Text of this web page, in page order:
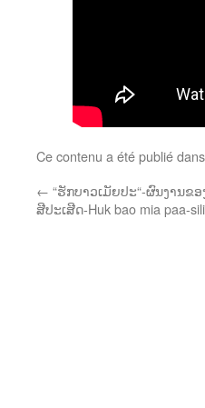
Ce contenu a été publié dans
← “ຮັກບາວເມັຍປະ“-ຜົນງານຂ
ສີປະເສີດ-Huk bao mia paa-